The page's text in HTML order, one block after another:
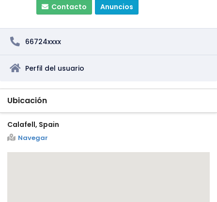
Contacto Anuncios
66724xxxx
Perfil del usuario
Ubicación
Calafell, Spain
Navegar